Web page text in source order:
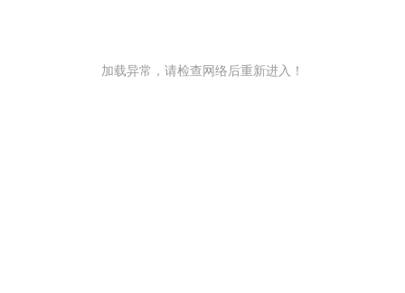
加载异常，请检查网络后重新进入！